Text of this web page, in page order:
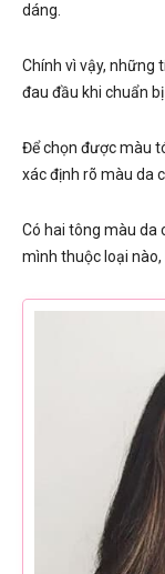
dáng.
Chính vì vậy, những
đau đầu khi chuẩn
Để chọn được màu
xác định rõ màu da
Có hai tông màu da
mình thuộc loại